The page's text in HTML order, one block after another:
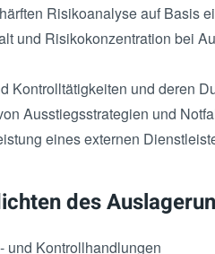
Risikoanalyse auf Basis
und Risikokonzentration bei
Kontrolltätigkeiten und deren
Ausstiegsstrategien und
eines externen
des
und Kontrollhandlungen